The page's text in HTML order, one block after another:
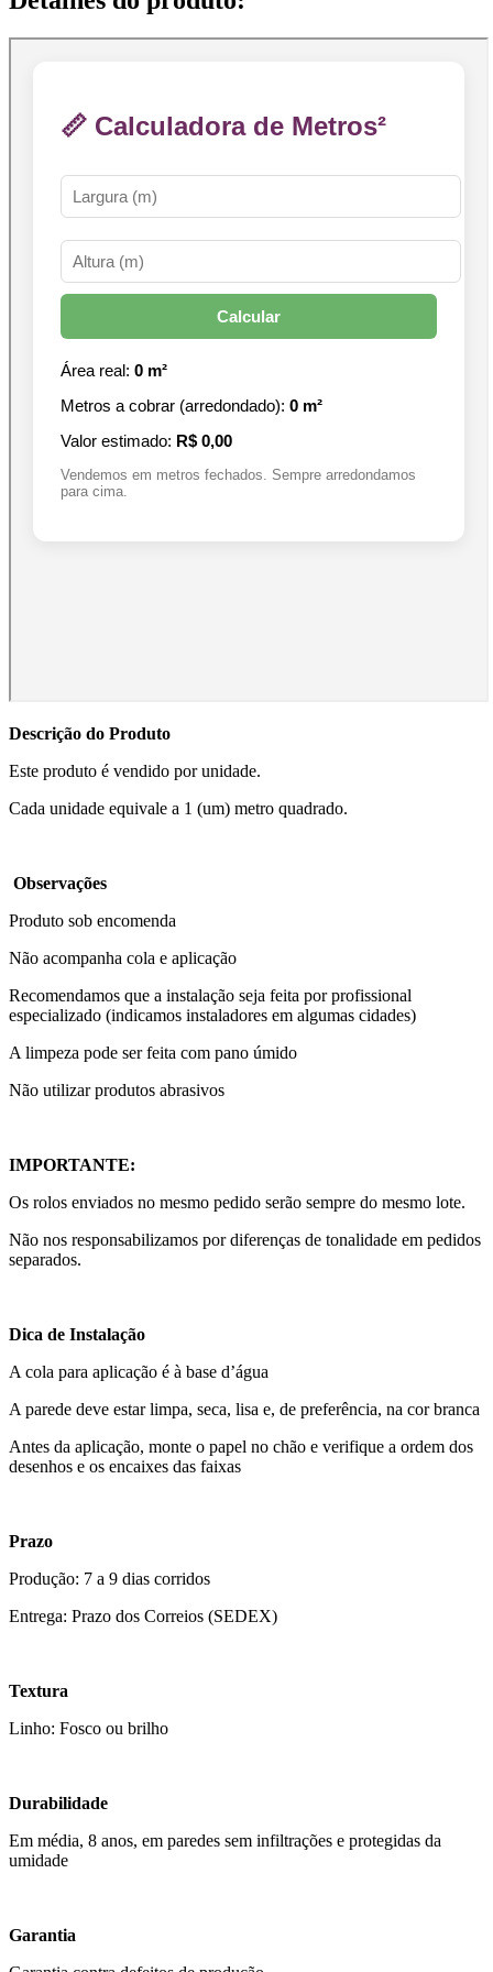
Descrição do Produto
Este produto é vendido por unidade.
Cada unidade equivale a 1 (um) metro quadrado.
Observações
Produto sob encomenda
Não acompanha cola e aplicação
Recomendamos que a instalação seja feita por profissional
especializado (indicamos instaladores em algumas cidades)
A limpeza pode ser feita com pano úmido
Não utilizar produtos abrasivos
IMPORTANTE:
Os rolos enviados no mesmo pedido serão sempre do mesmo lote.
Não nos responsabilizamos por diferenças de tonalidade em pedidos
separados.
Dica de Instalação
A cola para aplicação é à base d’água
A parede deve estar limpa, seca, lisa e, de preferência, na cor branca
Antes da aplicação, monte o papel no chão e verifique a ordem dos
desenhos e os encaixes das faixas
Prazo
Produção: 7 a 9 dias corridos
Entrega: Prazo dos Correios (SEDEX)
Textura
Linho: Fosco ou brilho
Durabilidade
Em média, 8 anos, em paredes sem infiltrações e protegidas da
umidade
Garantia